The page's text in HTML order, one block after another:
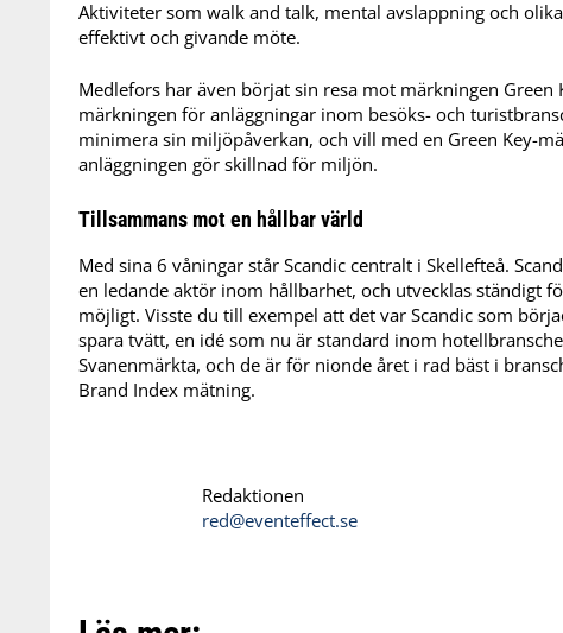
Aktiviteter som walk and talk, mental avslappning och
effektivt och givande möte.
Medlefors har även börjat sin resa mot märkningen
märkningen för anläggningar inom besöks- och
minimera sin miljöpåverkan, och vill med en Green Key-
anläggningen gör skillnad för miljön.
Tillsammans mot en hållbar värld
Med sina 6 våningar står Scandic centralt i Skellefteå.
en ledande aktör inom hållbarhet, och utvecklas ständigt
möjligt. Visste du till exempel att det var Scandic som
spara tvätt, en idé som nu är standard inom
Svanenmärkta, och de är för nionde året i rad bäst i
Brand Index mätning.
Redaktionen
red@eventeffect.se